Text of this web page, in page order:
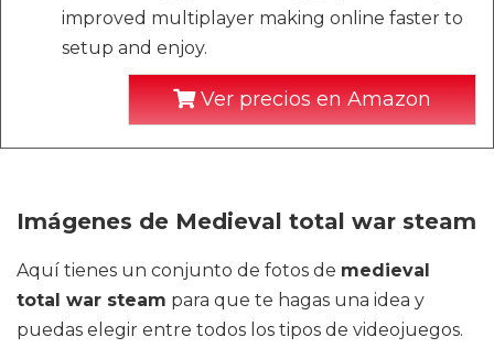
improved multiplayer making online faster to
setup and enjoy.
Ver precios en Amazon
Imágenes de Medieval total war steam
Aquí tienes un conjunto de fotos de medieval
total war steam para que te hagas una idea y
puedas elegir entre todos los tipos de videojuegos.